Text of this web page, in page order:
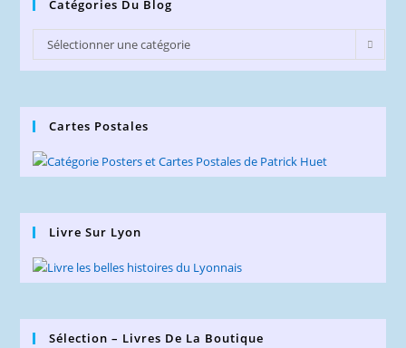
Catégories Du Blog
Catégories
du
Sélectionner une catégorie
Cartes Postales
Livre Sur Lyon
Sélection – Livres De La Boutique